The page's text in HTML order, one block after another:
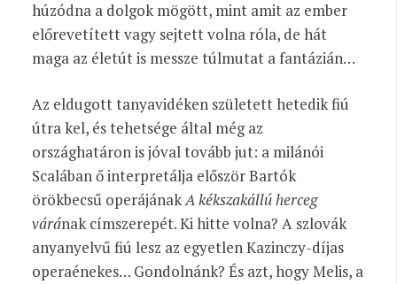
húzódna a dolgok mögött, mint amit az ember
előrevetített vagy sejtett volna róla, de hát
maga az életút is messze túlmutat a fantázián…
Az eldugott tanyavidéken született hetedik fiú
útra kel, és tehetsége által még az
országhatáron is jóval tovább jut: a milánói
Scalában ő interpretálja először Bartók
örökbecsű operájánakA kékszakállú herceg
várának címszerepét. Ki hitte volna? A szlovák
anyanyelvű fiú lesz az egyetlen Kazinczy-díjas
operaénekes… Gondolnánk? És azt, hogy Melis, a